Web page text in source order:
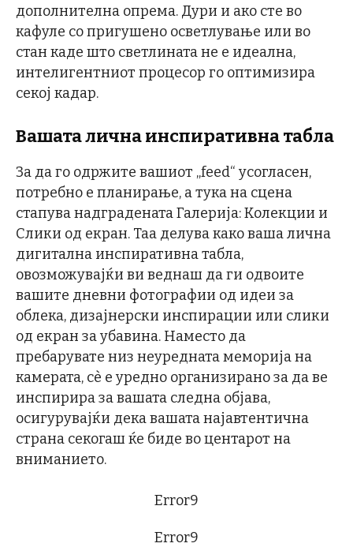
дополнителна опрема. Дури и ако сте во
кафуле со пригушено осветлување или во
стан каде што светлината не е идеална,
интелигентниот процесор го оптимизира
секој кадар.
Вашата лична инспиративна табла
За да го одржите вашиот „feed“ усогласен,
потребно е планирање, а тука на сцена
стапува надградената Галерија: Колекции и
Слики од екран. Таа делува како ваша лична
дигитална инспиративна табла,
овозможувајќи ви веднаш да ги одвоите
вашите дневни фотографии од идеи за
облека, дизајнерски инспирации или слики
од екран за убавина. Наместо да
пребарувате низ неуредната меморија на
камерата, сè е уредно организирано за да ве
инспирира за вашата следна објава,
осигурувајќи дека вашата најавтентична
страна секогаш ќе биде во центарот на
вниманието.
Error9
Error9